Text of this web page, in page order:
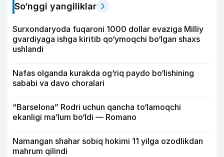
So‘nggi yangiliklar
Surxondaryoda fuqaroni 1000 dollar evaziga Milliy
gvardiyaga ishga kiritib qo‘ymoqchi bo‘lgan shaxs
ushlandi
Nafas olganda kurakda og‘riq paydo bo‘lishining
sababi va davo choralari
“Barselona” Rodri uchun qancha to‘lamoqchi
ekanligi ma’lum bo‘ldi — Romano
Namangan shahar sobiq hokimi 11 yilga ozodlikdan
mahrum qilindi